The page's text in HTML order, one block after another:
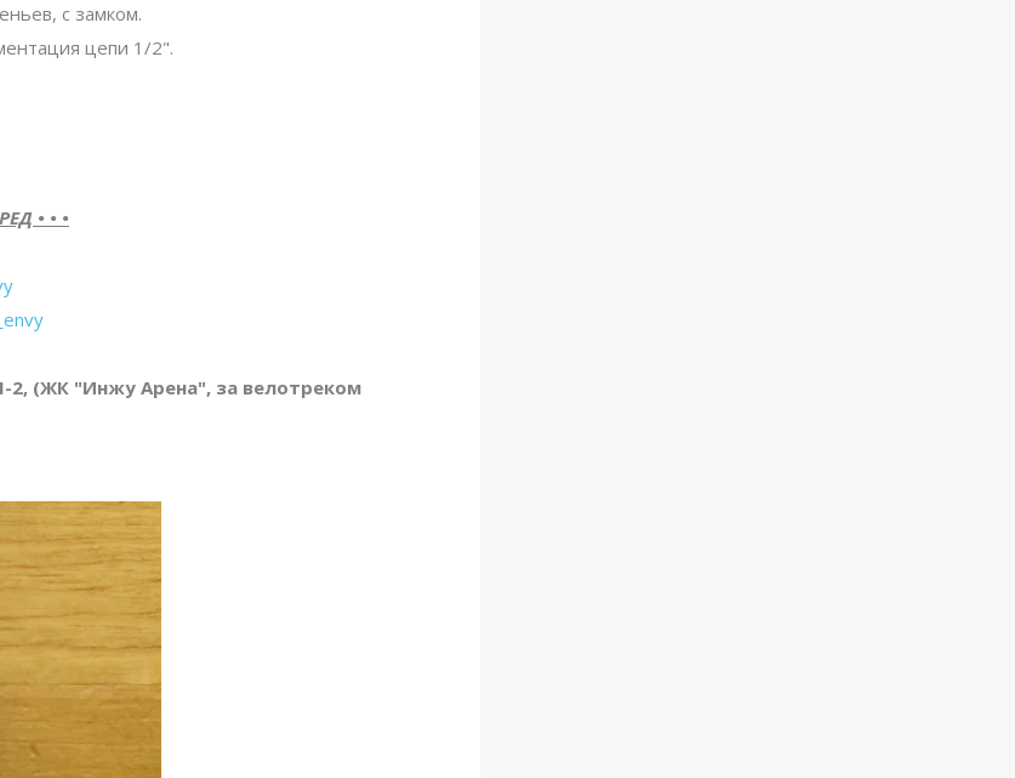
с замком.
цепи 1/2".
• • •
2, (ЖК "Инжу Арена", за велотреком